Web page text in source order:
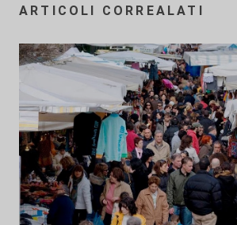
ARTICOLI CORREALATI